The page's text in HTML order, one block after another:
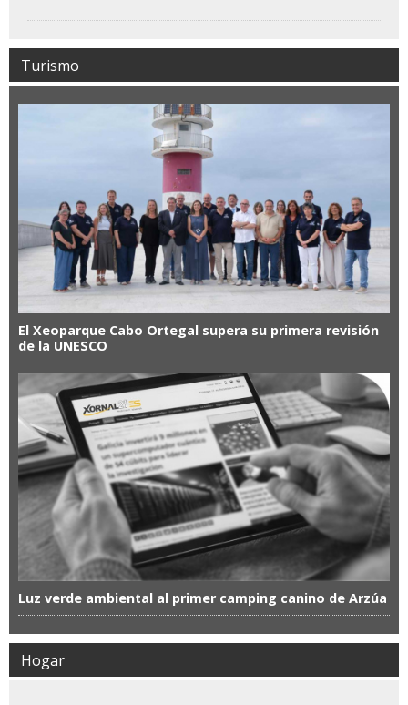
Turismo
El Xeoparque Cabo Ortegal supera su primera revisión
de la UNESCO
Luz verde ambiental al primer camping canino de Arzúa
Hogar